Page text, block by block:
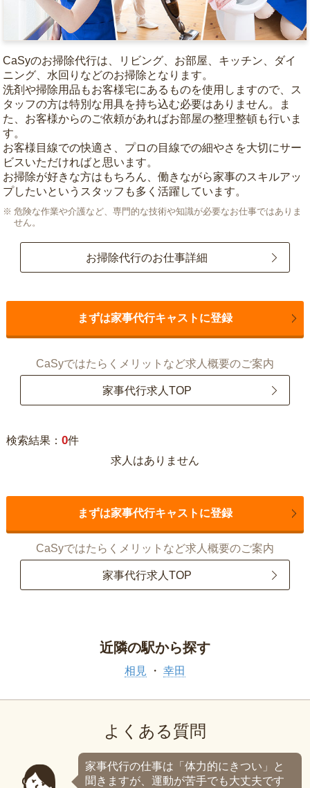
CaSyのお掃除代行は、リビング、お部屋、キッチン、ダイ
ニング、水回りなどのお掃除となります。
洗剤や掃除用品もお客様宅にあるものを使用しますので、ス
タッフの方は特別な用具を持ち込む必要はありません。ま
た、お客様からのご依頼があればお部屋の整理整頓も行いま
す。
お客様目線での快適さ、プロの目線での細やさを大切にサー
ビスいただければと思います。
お掃除が好きな方はもちろん、働きながら家事のスキルアッ
プしたいというスタッフも多く活躍しています。
危険な作業や介護など、専門的な技術や知識が必要なお仕事ではありま
せん。
お掃除代行のお仕事詳細
まずは家事代行キャストに登録
CaSyではたらくメリットなど求人概要のご案内
家事代行求人TOP
検索結果： 0件
求人はありません
まずは家事代行キャストに登録
CaSyではたらくメリットなど求人概要のご案内
家事代行求人TOP
近隣の駅から探す
相見 幸田
よくある質問
家事代行の仕事は「体力的にきつい」と
聞きますが、運動が苦手でも大丈夫です